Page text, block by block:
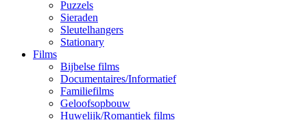
Puzzels
Sieraden
Sleutelhangers
Stationary
Films
Bijbelse films
Documentaires/Informatief
Familiefilms
Geloofsopbouw
Huwelijk/Romantiek films